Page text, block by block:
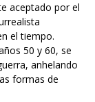
aceptado por el
el tiempo.
50 y 60, se
anhelando
formas de